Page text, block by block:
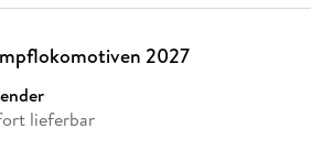
2027
lieferbar